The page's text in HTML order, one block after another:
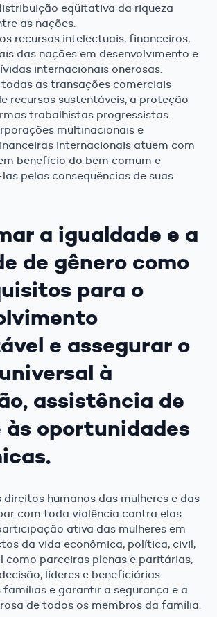
eqüitativa da riqueza
as nações.
recursos intelectuais, financeiros,
das nações em desenvolvimento e
internacionais onerosas.
as transações comerciais
recursos sustentáveis, a proteção
trabalhistas progressistas.
multinacionais e
internacionais atuem com
benefício do bem comum e
pelas conseqüências de suas
a igualdade e a
de gênero como
para o
e assegurar o
à
assistência de
às oportunidades
direitos humanos das mulheres e das
com toda violência contra elas.
ativa das mulheres em
da vida econômica, política, civil,
como parceiras plenas e paritárias,
líderes e beneficiárias.
famílias e garantir a segurança e a
de todos os membros da família.